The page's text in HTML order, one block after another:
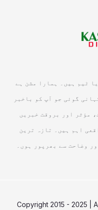
ٹیم ہیں۔ ہمارا مشن ہے
گوئی جو آپ کو باخبر
مؤثر اور بروقت خبریں
اہم ہیں۔ تازہ ترین
وضاحت سے بھرپور ہوں۔
© Copyright 2015 - 2025 |